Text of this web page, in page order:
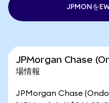
JPMONを
JPMorgan Chase
場情報
JPMorgan Chase (Ondo